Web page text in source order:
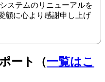
ステムのリニューアルを
顧に心より感謝申し上げ
ート（一覧はこ